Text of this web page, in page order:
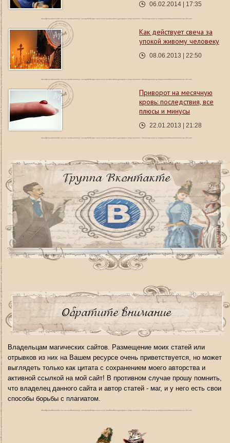
06.02.2014 | 17:35
Как действует свеча за
упокой живому человеку
08.06.2013 | 22:50
Приворот на месячную
кровь: последствия, все
плюсы и минусы
22.01.2013 | 21:28
Группа Вконтакте
Обратите внимание
Владельцам магических сайтов. Размещение моих статей или
отрывков из них на Вашем ресурсе очень приветствуется, но может
выглядеть только как цитата с сохранением моего авторства и
активной ссылкой на мой сайт! В противном случае прошу помнить,
что владелец данного сайта и автор статей - маг, и у него есть свои
способы борьбы с плагиатом.